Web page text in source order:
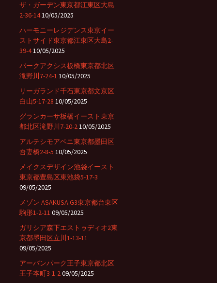
ザ・ガーデン東京都江東区大島
2-36-1410/05/2025
ハーモニーレジデンス東京イー
ストサイド東京都江東区大島2-
39-410/05/2025
パークアクシス板橋東京都北区
滝野川7-24-1 10/05/2025
リーガランド千石東京都文京区
白山5-17-28 10/05/2025
グランカーサ板橋イースト東京
都北区滝野川7-20-210/05/2025
アルテシモアベニ東京都墨田区
吾妻橋2-8-5 10/05/2025
メイクスデザイン池袋イースト
東京都豊島区東池袋5-17-3
09/05/2025
メゾン ASAKUSA G3東京都台東区
駒形1-2-11 09/05/2025
ガリシア森下エストゥディオ2東
京都墨田区立川1-13-11
09/05/2025
アーバンパーク王子東京都北区
王子本町3-1-209/05/2025